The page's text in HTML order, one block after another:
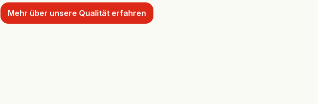
Mehr über unsere Qualität erfahren